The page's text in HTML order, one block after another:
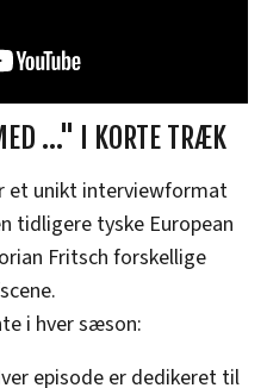
..." I KORTE TRÆK
et unikt interviewformat
tidligere tyske European
Fritsch forskellige
i hver sæson:
episode er dedikeret til